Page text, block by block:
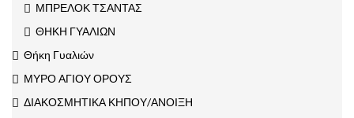
ΜΠΡΕΛΟΚ ΤΣΑΝΤΑΣ
ΘΗΚΗ ΓΥΑΛΙΩΝ
Θήκη Γυαλιών
ΜΥΡΟ ΑΓΙΟΥ ΟΡΟΥΣ
ΔΙΑΚΟΣΜΗΤΙΚΑ ΚΗΠΟΥ/ΑΝΟΙΞΗ